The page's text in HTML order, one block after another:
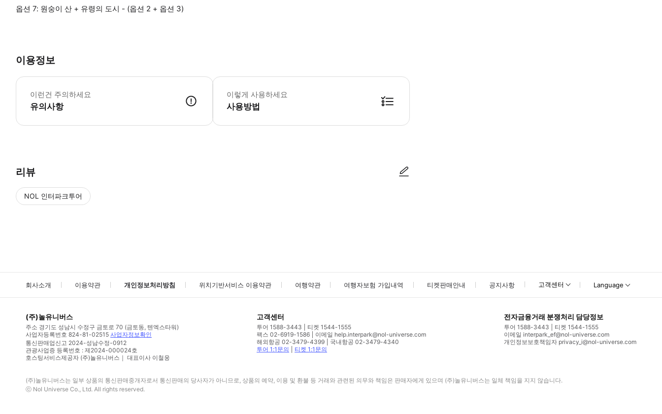
옵션 7: 원숭이 산 + 유령의 도시 - (옵션 2 + 옵션 3)
이용정보
이런건 주의하세요
유의사항
* 소요시간 : 360분-480분 (옵션에 따라 소요 시간이 다를 수 있으니, 예약 시 확인 부탁드립니다.)
이렇게 사용하세요
사용방법
리뷰
NOL 인터파크투어
회사소개 이용약관 개인정보처리방침 위치기반서비스 이용약관 여행약관 여행자보험 가입내역 티켓판매안내 공지사항 고객센터 Language
(주)놀유니버스
주소 경기도 성남시 수정구 금토로 70 (금토동, 텐엑스타워)
사업자등록번호 824-81-02515 사업자정보확인
통신판매업신고 2024-성남수정-0912
관광사업증 등록번호 : 제2024-000024호
호스팅서비스제공자 (주)놀유니버스｜ 대표이사 이철웅
고객센터
투어 1588-3443
티켓 1544-1555
팩스 02-6919-1586
이메일 help.interpark@nol-universe.com
해외항공 02-3479-4399
국내항공 02-3479-4340
투어 1:1문의
티켓 1:1문의
전자금융거래 분쟁처리 담당정보
투어 1588-3443
티켓 1544-1555
이메일 interpark_ef@nol-universe.com
개인정보보호책임자 privacy_i@nol-universe.com
(주)놀유니버스는 일부 상품의 통신판매중개자로서 통신판매의 당사자가 아니므로, 상품의 예약, 이용 및 환불 등 거래와 관련된 의무와 책임은 판매자에게 있으며 (주)놀유니버스는 일체 책임을 지지 않습니다.
ⓒ Nol Universe Co., Ltd. All rights reserved.